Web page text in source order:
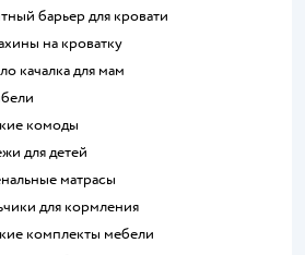
барьер для кровати
на кроватку
качалка для мам
комоды
для детей
матрасы
для кормления
комплекты мебели